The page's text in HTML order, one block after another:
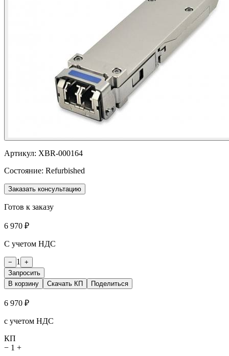
Артикул: XBR-000164
Состояние: Refurbished
Заказать консультацию
Готов к заказу
6 970 ₽
С учетом НДС
− 1
+
Запросить
В корзину
Скачать КП Поделиться
6 970 ₽
с учетом НДС
КП
− 1 +